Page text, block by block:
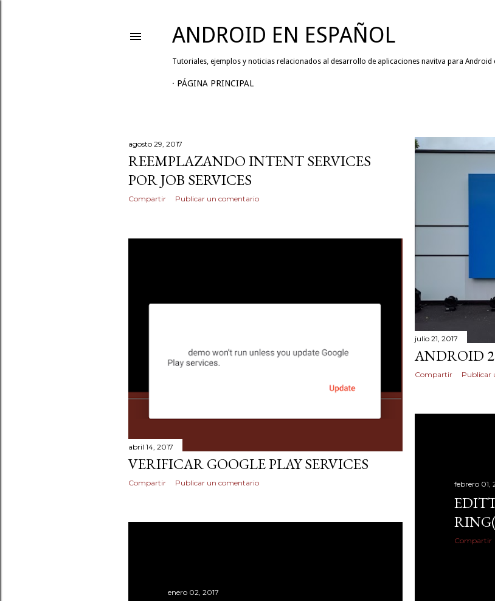
ANDROID EN ESPAÑOL
Tutoriales, ejemplos y noticias relacionados al desarrollo de aplicaciones navitva para Android
PÁGINA PRINCIPAL
E
n
t
agosto 29, 2017
REEMPLAZANDO INTENT SERVICES
POR JOB SERVICES
Compartir Publicar un comentario
julio 21, 2017
ANDROID
Compartir Publicar
abril 14, 2017
VERIFICAR GOOGLE PLAY SERVICES
Compartir Publicar un comentario febrero 01,
Compartir
enero 02, 2017